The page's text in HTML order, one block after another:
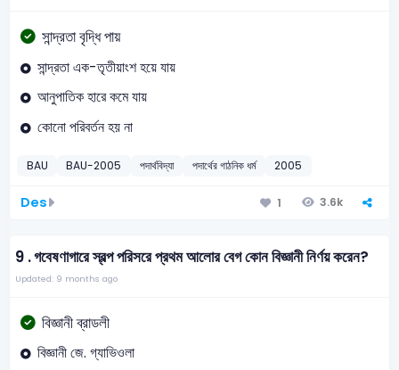
সান্দ্রতা বৃদ্ধি পায়
সান্দ্রতা এক-তৃতীয়াংশ হয়ে যায়
আনুপাতিক হারে কমে যায়
কোনো পরিবর্তন হয় না
BAU BAU-2005 পদার্থবিদ্যা পদার্থের গাঠনিক ধর্ম 2005
Des 1 3.6k
9 .গবেষণাগারে স্বল্প পরিসরে প্রথম আলোর বেগ কোন বিজ্ঞানী নির্ণয় করেন?
Updated: 9 months ago
বিজ্ঞানী ব্রাডলী
বিজ্ঞানী জে. গ্যাভিওলা